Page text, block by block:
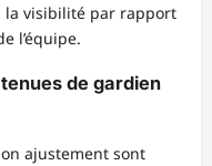
la visibilité par rapport
l’équipe.
de gardien
ajustement sont